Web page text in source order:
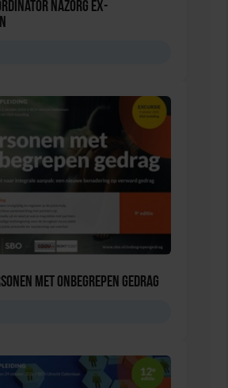
nazorg ex-
met onbegrepen gedrag